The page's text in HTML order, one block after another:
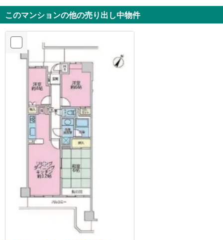
このマンションの他の売り出し中物件